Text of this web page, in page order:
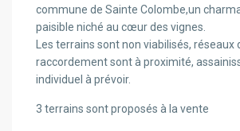
commune de Sainte Colombe,un
paisible niché au cœur des vignes.
Les terrains sont non viabilisés, réseaux
raccordement sont à proximité,
individuel à prévoir.
3 terrains sont proposés à la vente